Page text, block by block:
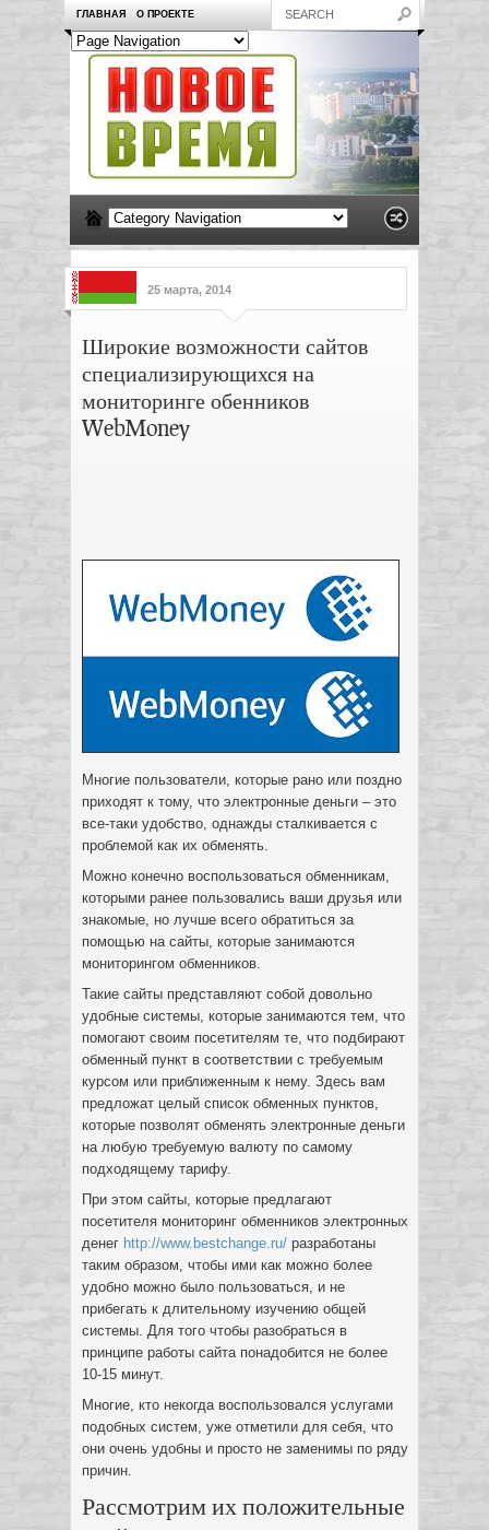
ГЛАВНАЯ О ПРОЕКТЕ
25 марта, 2014
Широкие возможности сайтов
специализирующихся на
мониторинге обенников
WebMoney
Многие пользователи, которые рано или поздно
приходят к тому, что электронные деньги – это
все-таки удобство, однажды сталкивается с
проблемой как их обменять.
Можно конечно воспользоваться обменникам,
которыми ранее пользовались ваши друзья или
знакомые, но лучше всего обратиться за
помощью на сайты, которые занимаются
мониторингом обменников.
Такие сайты представляют собой довольно
удобные системы, которые занимаются тем, что
помогают своим посетителям те, что подбирают
обменный пункт в соответствии с требуемым
курсом или приближенным к нему. Здесь вам
предложат целый список обменных пунктов,
которые позволят обменять электронные деньги
на любую требуемую валюту по самому
подходящему тарифу.
При этом сайты, которые предлагают
посетителя мониторинг обменников электронных
денег http://www.bestchange.ru/ разработаны
таким образом, чтобы ими как можно более
удобно можно было пользоваться, и не
прибегать к длительному изучению общей
системы. Для того чтобы разобраться в
принципе работы сайта понадобится не более
10-15 минут.
Многие, кто некогда воспользовался услугами
подобных систем, уже отметили для себя, что
они очень удобны и просто не заменимы по ряду
причин.
Рассмотрим их положительные